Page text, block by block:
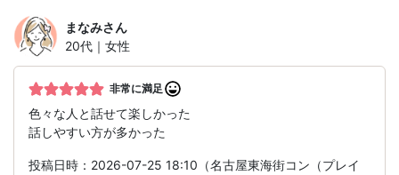
まなみさん
20代｜女性
非常に満足
色々な人と話せて楽しかった
話しやすい方が多かった
投稿日時：2026-07-25 18:10（名古屋東海街コン（プレイ